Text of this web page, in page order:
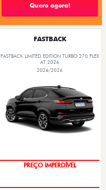
Quero agora!
FASTBACK
FASTBACK LIMITED EDITION TURBO 270 FLEX
AT 2026
2026/2026
PREÇO IMPERDÍVEL